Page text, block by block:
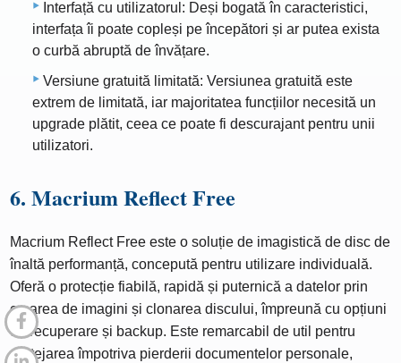
Interfață cu utilizatorul: Deși bogată în caracteristici,
interfața îi poate copleși pe începători și ar putea exista
o curbă abruptă de învățare.
Versiune gratuită limitată: Versiunea gratuită este
extrem de limitată, iar majoritatea funcțiilor necesită un
upgrade plătit, ceea ce poate fi descurajant pentru unii
utilizatori.
6. Macrium Reflect Free
Macrium Reflect Free este o soluție de imagistică de disc de
înaltă performanță, concepută pentru utilizare individuală.
Oferă o protecție fiabilă, rapidă și puternică a datelor prin
crearea de imagini și clonarea discului, împreună cu opțiuni
de recuperare și backup. Este remarcabil de util pentru
protejarea împotriva pierderii documentelor personale,